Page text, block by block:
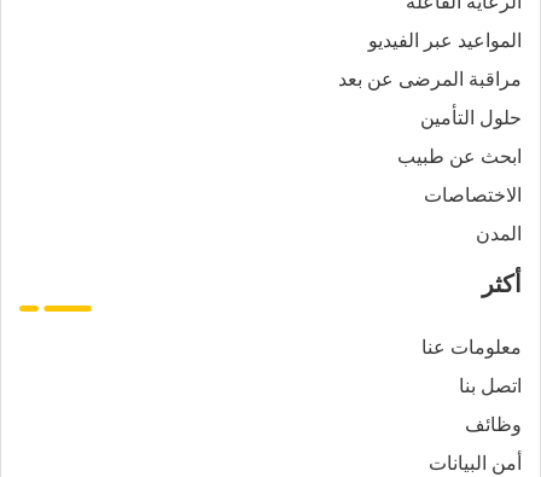
المواعيد عبر الفيديو
مراقبة المرضى عن بعد
حلول التأمين
ابحث عن طبيب
الاختصاصات
المدن
أكثر
معلومات عنا
اتصل بنا
وظائف
أمن البيانات